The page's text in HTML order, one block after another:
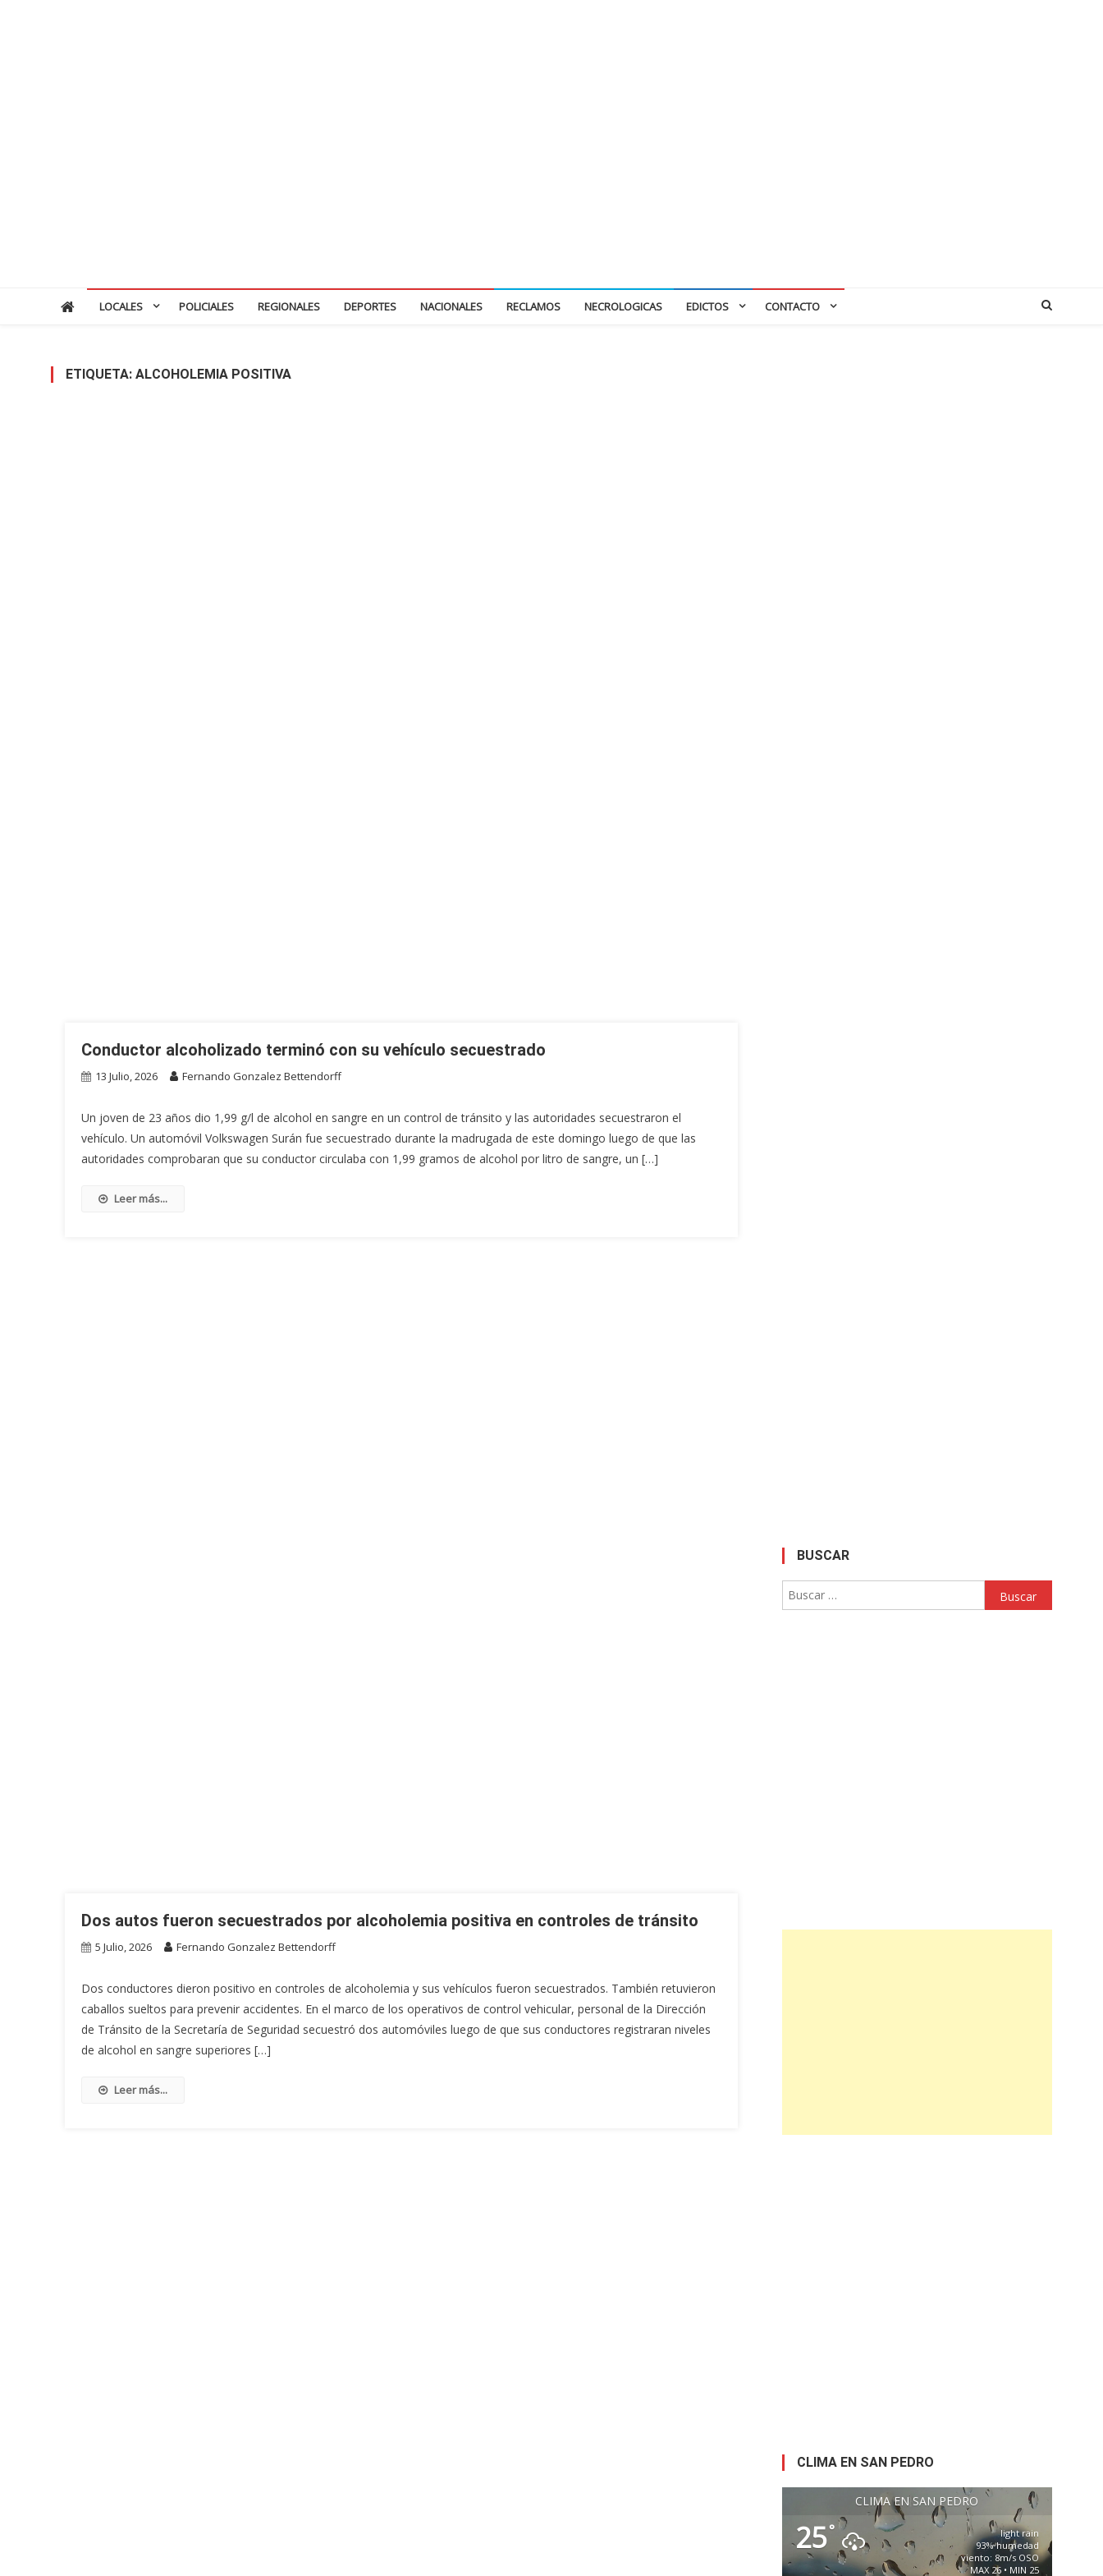
LOCALES POLICIALES REGIONALES DEPORTES NACIONALES RECLAMOS NECROLOGICAS EDICTOS CONTACTO
ETIQUETA: ALCOHOLEMIA POSITIVA
Conductor alcoholizado terminó con su vehículo secuestrado
13 Julio, 2026 Fernando Gonzalez Bettendorff
Un joven de 23 años dio 1,99 g/l de alcohol en sangre en un control de tránsito y las autoridades secuestraron el
vehículo. Un automóvil Volkswagen Surán fue secuestrado durante la madrugada de este domingo luego de que las
autoridades comprobaran que su conductor circulaba con 1,99 gramos de alcohol por litro de sangre, un […]
Leer más...
Dos autos fueron secuestrados por alcoholemia positiva en controles de tránsito
5 Julio, 2026 Fernando Gonzalez Bettendorff
Dos conductores dieron positivo en controles de alcoholemia y sus vehículos fueron secuestrados. También retuvieron
caballos sueltos para prevenir accidentes. En el marco de los operativos de control vehicular, personal de la Dirección
de Tránsito de la Secretaría de Seguridad secuestró dos automóviles luego de que sus conductores registraran niveles
de alcohol en sangre superiores […]
Leer más...
BUSCAR
Buscar:
CLIMA EN SAN PEDRO
CLIMA EN SAN PEDRO
25°
light rain
93% humedad
viento: 8m/s OSO
MAX 26 • MIN 25